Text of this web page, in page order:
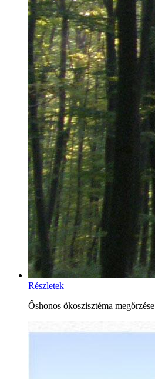
Részletek
Őshonos ökoszisztéma megőrzése